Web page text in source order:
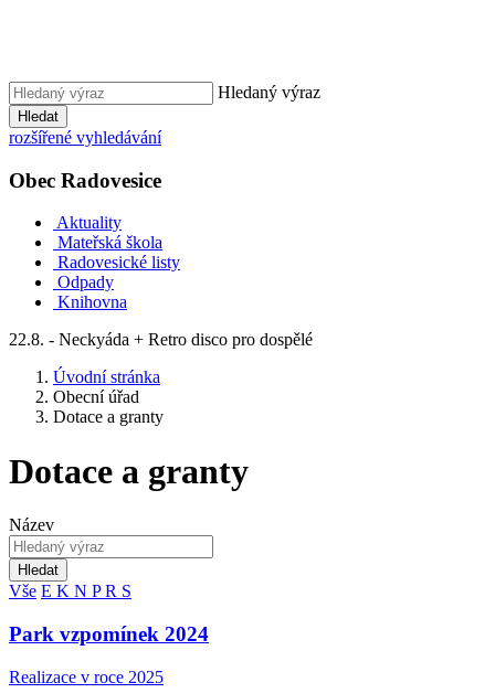
Hledaný výraz
Hledat
rozšířené vyhledávání
Obec Radovesice
Aktuality
Mateřská škola
Radovesické listy
Odpady
Knihovna
22.8. - Neckyáda + Retro disco pro dospělé
Úvodní stránka
Obecní úřad
Dotace a granty
Dotace a granty
Název
Hledat
Vše E K N PR S
Park vzpomínek 2024
Realizace v roce 2025